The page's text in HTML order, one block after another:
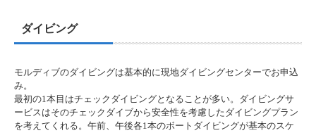
ダイビング
モルディブのダイビングは基本的に現地ダイビングセンターでお申込
み。
最初の1本目はチェックダイビングとなることが多い。ダイビングサ
ービスはそのチェックダイブから安全性を考慮したダイビングプラン
を考えてくれる。午前、午後各1本のボートダイビングが基本のスケ